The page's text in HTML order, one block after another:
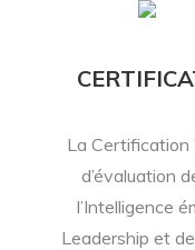
La Certification
d’évaluation
l’Intelligence
Leadership et